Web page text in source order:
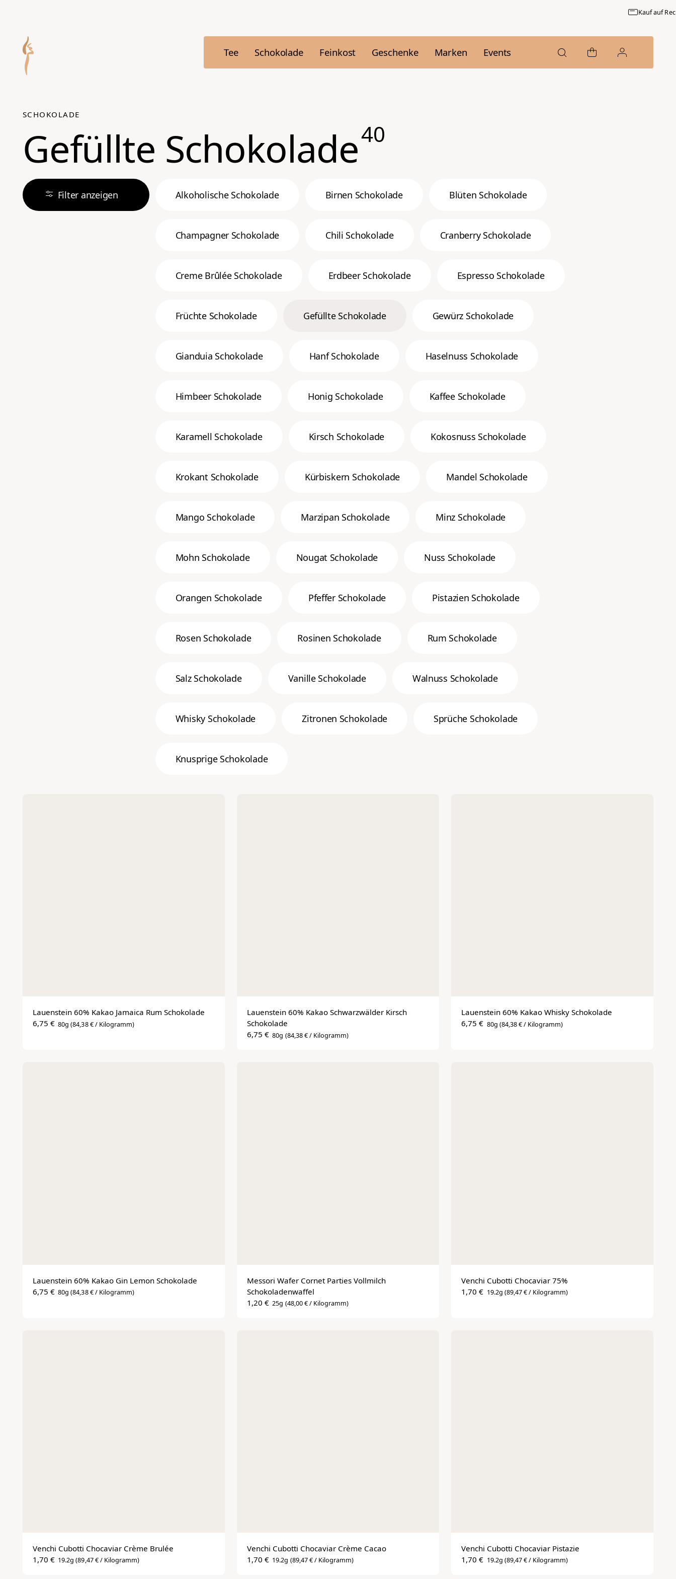
Kauf auf
Tee Schokolade Feinkost Geschenke Marken Events
SCHOKOLADE
Gefüllte Schokolade40
Filter anzeigen Alkoholische Schokolade Birnen Schokolade Blüten Schokolade
Champagner Schokolade Chili Schokolade Cranberry Schokolade
Creme Brûlée Schokolade Erdbeer Schokolade Espresso Schokolade
Früchte Schokolade Gefüllte Schokolade Gewürz Schokolade
Gianduia Schokolade Hanf Schokolade Haselnuss Schokolade
Himbeer Schokolade Honig Schokolade Kaffee Schokolade
Karamell Schokolade Kirsch Schokolade Kokosnuss Schokolade
Krokant Schokolade Kürbiskern Schokolade Mandel Schokolade
Mango Schokolade Marzipan Schokolade Minz Schokolade
Mohn Schokolade Nougat Schokolade Nuss Schokolade
Orangen Schokolade Pfeffer Schokolade Pistazien Schokolade
Rosen Schokolade Rosinen Schokolade Rum Schokolade
Salz Schokolade Vanille Schokolade Walnuss Schokolade
Whisky Schokolade Zitronen Schokolade Sprüche Schokolade
Knusprige Schokolade
Lauenstein 60% Kakao Jamaica Rum Schokolade
6,75 € 80g (84,38 € / Kilogramm)
Lauenstein 60% Kakao Schwarzwälder Kirsch
Schokolade
6,75 € 80g (84,38 € / Kilogramm)
Lauenstein 60% Kakao Whisky Schokolade
6,75 € 80g (84,38 € / Kilogramm)
Lauenstein 60% Kakao Gin Lemon Schokolade
6,75 € 80g (84,38 € / Kilogramm)
Messori Wafer Cornet Parties Vollmilch
Schokoladenwaffel
1,20 € 25g (48,00 € / Kilogramm)
Venchi Cubotti Chocaviar 75%
1,70 € 19.2g (89,47 € / Kilogramm)
Venchi Cubotti Chocaviar Crème Brulée
1,70 € 19.2g (89,47 € / Kilogramm)
Venchi Cubotti Chocaviar Crème Cacao
1,70 € 19.2g (89,47 € / Kilogramm)
Venchi Cubotti Chocaviar Pistazie
1,70 € 19.2g (89,47 € / Kilogramm)